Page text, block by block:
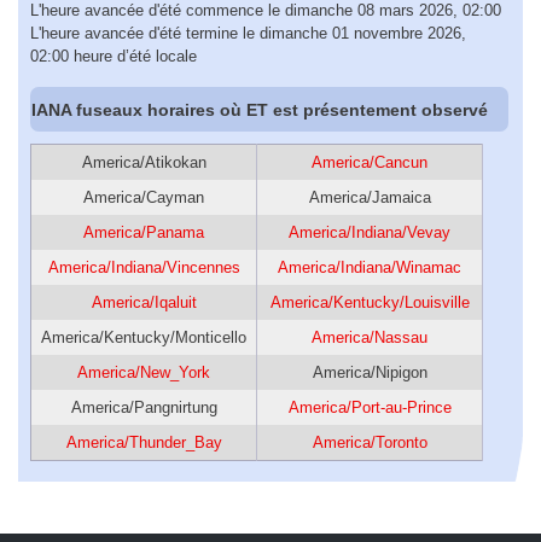
L'heure avancée d'été commence le dimanche 08 mars 2026, 02:00
L'heure avancée d'été termine le dimanche 01 novembre 2026,
02:00 heure d’été locale
IANA fuseaux horaires où ET est présentement observé
America/Atikokan
America/Cancun
America/Cayman
America/Jamaica
America/Panama
America/Indiana/Vevay
America/Indiana/Vincennes
America/Indiana/Winamac
America/Iqaluit
America/Kentucky/Louisville
America/Kentucky/Monticello
America/Nassau
America/New_York
America/Nipigon
America/Pangnirtung
America/Port-au-Prince
America/Thunder_Bay
America/Toronto